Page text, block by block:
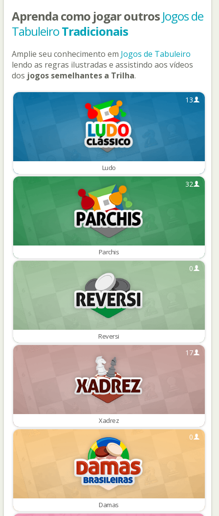
Aprenda como jogar outros Jogos de
TabuleiroTradicionais
Amplie seu conhecimento em Jogos de Tabuleiro
lendo as regras ilustradas e assistindo aos vídeos
dos jogos semelhantes a Trilha.
13
Ludo
32
Parchis
0
Reversi
17
Xadrez
0
Damas